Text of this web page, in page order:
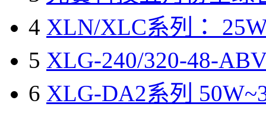
4 XLN/XLC系列：
5 XLG-240/320-48-
6 XLG-DA2系列